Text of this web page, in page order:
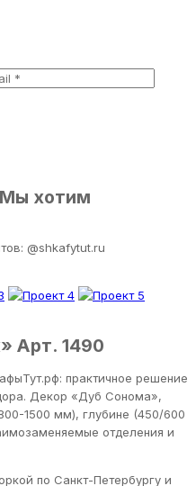
хотим
@shkafytut.ru
Арт. 1490
практичное решение
Декор «Дуб Сонома»,
1500 мм), глубине (450/600
отделения и
по Санкт-Петербургу и